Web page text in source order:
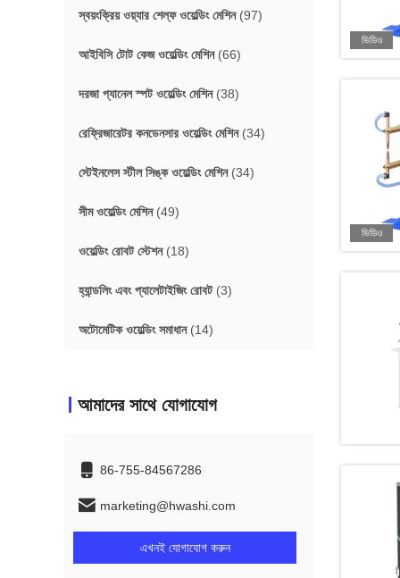
স্বয়ংক্রিয় ওয়্যার শেল্ফ ওয়েল্ডিং মেশিন(97)
আইবিসি টোট কেজ ওয়েল্ডিং মেশিন(66)
দরজা প্যানেল স্পট ওয়েল্ডিং মেশিন(38)
রেফ্রিজারেটর কনডেনসার ওয়েল্ডিং মেশিন(34)
স্টেইনলেস স্টীল সিঙ্ক ওয়েল্ডিং মেশিন(34)
সীম ওয়েল্ডিং মেশিন(49)
ওয়েল্ডিং রোবট স্টেশন(18)
হ্যান্ডলিং এবং প্যালেটাইজিং রোবট(3)
অটোমেটিক ওয়েল্ডিং সমাধান(14)
আমাদের সাথে যোগাযোগ
86-755-84567286
marketing@hwashi.com
এখনই যোগাযোগ করুন
ভিডিও
ভিডিও